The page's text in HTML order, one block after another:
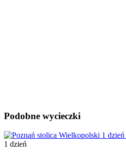
Podobne wycieczki
1 dzień